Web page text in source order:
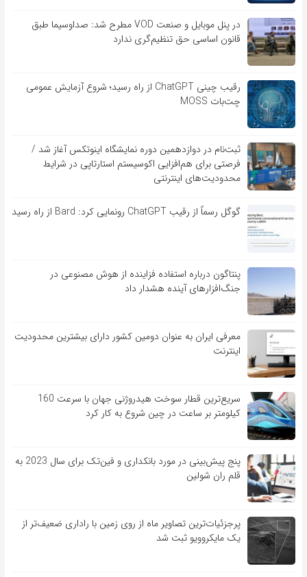
در پنل موبایل و صنعت VOD مطرح شد: صداوسیما طبق
قانون اساسی حق تنظیم‌گری ندارد
رقیب چینی ChatGPT از راه رسید؛ شروع آزمایش عمومی
چت‌بات MOSS
ثبت‌نام در دوازدهمین دوره نمایشگاه اینوتکس آغاز شد /
فرصتی برای هم‌افزایی اکوسیستم استارتاپی در شرایط
محدودیت‌های اینترنتی
گوگل رسماً از رقیب ChatGPT رونمایی کرد: Bard از راه رسید
پنتاگون درباره استفاده فزاینده از هوش مصنوعی در
جنگ‌افزارهای آینده هشدار داد
معرفی ایران به عنوان دومین کشور دارای بیشترین محدودیت
اینترنت
سریع‌ترین قطار سوخت هیدروژنی جهان با سرعت 160
کیلومتر بر ساعت در چین شروع به کار کرد
پنج پیش‌بینی در مورد بانکداری و فین‌تک برای سال 2023 به
قلم ران شولین
پرجزئیات‌ترین تصاویر ماه از روی زمین با راداری ضعیف‌تر از
یک مایکروویو ثبت شد